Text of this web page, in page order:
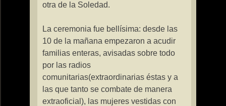
otra de la Soledad.
La ceremonia fue bellísima: desde las
10 de la mañana empezaron a acudir
familias enteras, avisadas sobre todo
por las radios
comunitarias(extraordinarias éstas y a
las que tanto se combate de manera
extraoficial), las mujeres vestidas con